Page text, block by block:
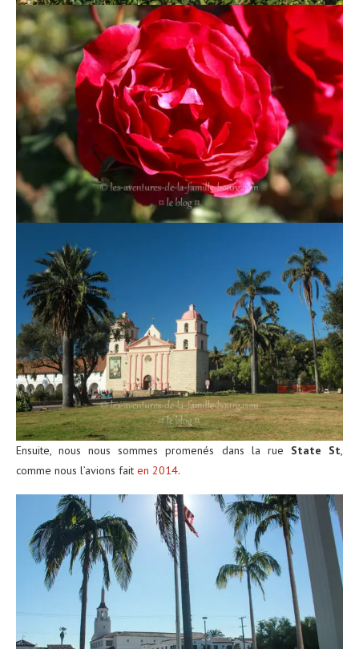
Ensuite, nous nous sommes promenés dans la rue State St,
comme nous l’avions fait en 2014.